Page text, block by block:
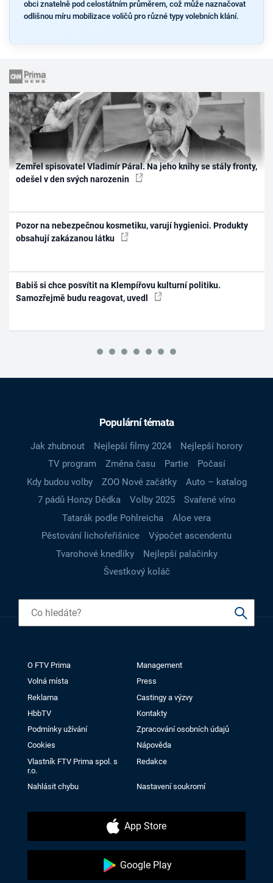
obci znatelně pod celostátním průměrem, což může naznačovat
odlišnou míru mobilizace voličů pro různé typy volebních klání.
Zemřel spisovatel Vladimír Páral. Na jeho knihy se stály fronty,
odešel v den svých narozenin
Pozor na nebezpečnou kosmetiku, varují hygienici. Produkty
obsahují zakázanou látku
Babiš si chce posvítit na Klempířovu kulturní politiku.
Samozřejmě budu reagovat, uvedl
Populární témata
Jak zhubnout Nejlepší filmy 2024
Nejlepší horory
TV program
Změna času Partie
Počasí
Kdy budou volby
ZOO Nové začátky
Auto – katalog
7 pádů Honzy Dědka
Volby 2025
Svařené víno
Tatarák podle Pohlreicha
Aloe vera
Pěstování lichořeřišnice
Výpočet ascendentu
Tvarohové knedlíky
Nejlepší palačinky
Švestkový koláč
O FTV Prima
Management
Volná místa
Press
Reklama
Castingy a výzvy
HbbTV
Kontakty
Podmínky užívání
Zpracování osobních údajů
Cookies
Nápověda
Vlastník FTV Prima spol. s
r.o.
Redakce
Nahlásit chybu Nastavení soukromí
App Store
Google Play